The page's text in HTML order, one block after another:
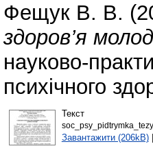
Фещук В. В.
здоров’я
науково-
психічного
Текст
Завантажити (206kB)|